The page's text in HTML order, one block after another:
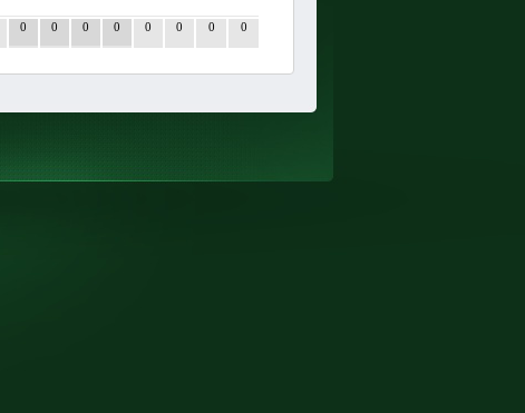
0 0 0 0 0 0 0 0